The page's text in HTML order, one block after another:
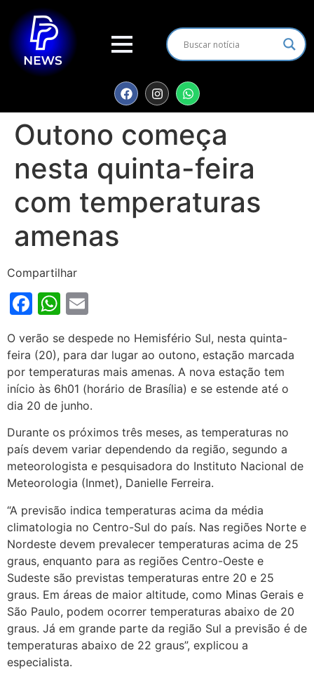
Outono começa
nesta quinta-feira
com temperaturas
amenas
Compartilhar
Facebook
WhatsApp
O verão se despede no Hemisfério Sul, nesta quinta-
feira (20), para dar lugar ao outono, estação marcada
por temperaturas mais amenas. A nova estação tem
início às 6h01 (horário de Brasília) e se estende até o
dia 20 de junho.
Durante os próximos três meses, as temperaturas no
país devem variar dependendo da região, segundo a
meteorologista e pesquisadora do Instituto Nacional de
Meteorologia (Inmet), Danielle Ferreira.
“A previsão indica temperaturas acima da média
climatologia no Centro-Sul do país. Nas regiões Norte e
Nordeste devem prevalecer temperaturas acima de 25
graus, enquanto para as regiões Centro-Oeste e
Sudeste são previstas temperaturas entre 20 e 25
graus. Em áreas de maior altitude, como Minas Gerais e
São Paulo, podem ocorrer temperaturas abaixo de 20
graus. Já em grande parte da região Sul a previsão é de
temperaturas abaixo de 22 graus”, explicou a
especialista.